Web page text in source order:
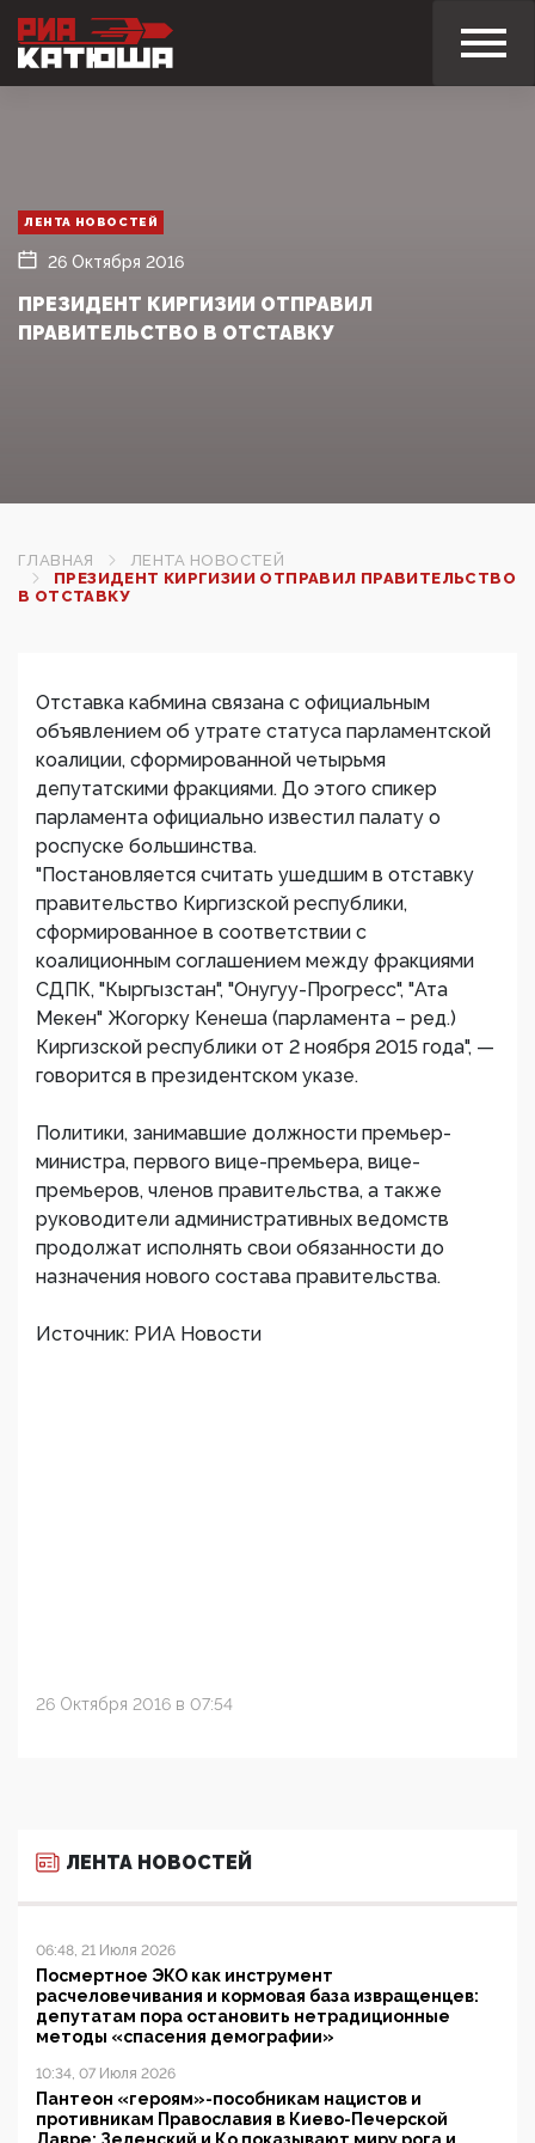
ЛЕНТА НОВОСТЕЙ
26 Октября 2016
ПРЕЗИДЕНТ КИРГИЗИИ ОТПРАВИЛ
ПРАВИТЕЛЬСТВО В ОТСТАВКУ
ГЛАВНАЯ
ЛЕНТА НОВОСТЕЙ
ПРЕЗИДЕНТ КИРГИЗИИ ОТПРАВИЛ ПРАВИТЕЛЬСТВО
В ОТСТАВКУ
Отставка кабмина связана с официальным
объявлением об утрате статуса парламентской
коалиции, сформированной четырьмя
депутатскими фракциями. До этого спикер
парламента официально известил палату о
роспуске большинства.
"Постановляется считать ушедшим в отставку
правительство Киргизской республики,
сформированное в соответствии с
коалиционным соглашением между фракциями
СДПК, "Кыргызстан", "Онугуу-Прогресс", "Ата
Мекен" Жогорку Кенеша (парламента – ред.)
Киргизской республики от 2 ноября 2015 года", —
говорится в президентском указе.
Политики, занимавшие должности премьер-
министра, первого вице-премьера, вице-
премьеров, членов правительства, а также
руководители административных ведомств
продолжат исполнять свои обязанности до
назначения нового состава правительства.
Источник: РИА Новости
26 Октября 2016 в 07:54
ЛЕНТА НОВОСТЕЙ
06:48, 21 Июля 2026
Посмертное ЭКО как инструмент
расчеловечивания и кормовая база извращенцев:
депутатам пора остановить нетрадиционные
методы «спасения демографии»
10:34, 07 Июля 2026
Пантеон «героям»-пособникам нацистов и
противникам Православия в Киево-Печерской